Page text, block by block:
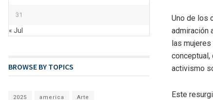
Uno de los
admiración
las mujeres
conceptual,
activismo
Este
31
« Jul
BROWSE BY TOPICS
2025 america Arte